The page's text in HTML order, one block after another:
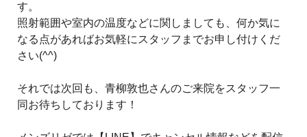
す。
照射範囲や室内の温度などに関しましても、何か気に
なる点があればお気軽にスタッフまでお申し付けくだ
さい(^^)
それでは次回も、青柳敦也さんのご来院をスタッフ一
同お待ちしております！